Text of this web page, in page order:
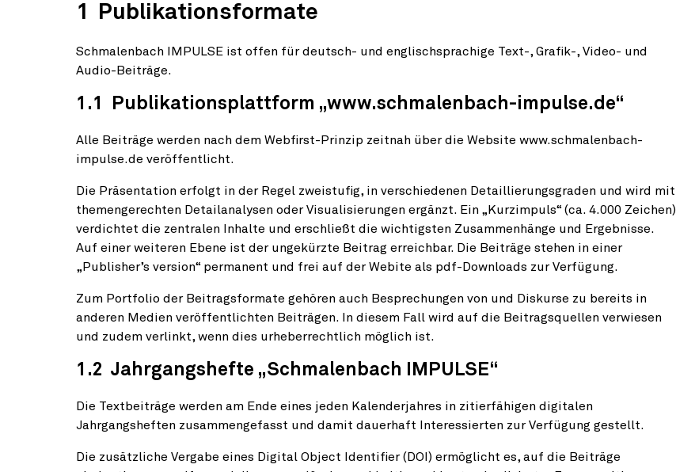
1 Publikationsformate
Schmalenbach IMPULSE ist offen für deutsch- und englischsprachige Text-, Grafik-, Video- und
Audio-Beiträge.
1.1 Publikationsplattform „www.schmalenbach-impulse.de“
Alle Beiträge werden nach dem Webfirst-Prinzip zeitnah über die Website www.schmalenbach-
impulse.de veröffentlicht.
Die Präsentation erfolgt in der Regel zweistufig, in verschiedenen Detaillierungsgraden und wird mit
themengerechten Detailanalysen oder Visualisierungen ergänzt. Ein „Kurzimpuls“ (ca. 4.000 Zeichen)
verdichtet die zentralen Inhalte und erschließt die wichtigsten Zusammenhänge und Ergebnisse.
Auf einer weiteren Ebene ist der ungekürzte Beitrag erreichbar. Die Beiträge stehen in einer
„Publisher’s version“ permanent und frei auf der Webite als pdf-Downloads zur Verfügung.
Zum Portfolio der Beitragsformate gehören auch Besprechungen von und Diskurse zu bereits in
anderen Medien veröffentlichten Beiträgen. In diesem Fall wird auf die Beitragsquellen verwiesen
und zudem verlinkt, wenn dies urheberrechtlich möglich ist.
1.2 Jahrgangshefte „Schmalenbach IMPULSE“
Die Textbeiträge werden am Ende eines jeden Kalenderjahres in zitierfähigen digitalen
Jahrgangsheften zusammengefasst und damit dauerhaft Interessierten zur Verfügung gestellt.
Die zusätzliche Vergabe eines Digital Object Identifier (DOI) ermöglicht es, auf die Beiträge